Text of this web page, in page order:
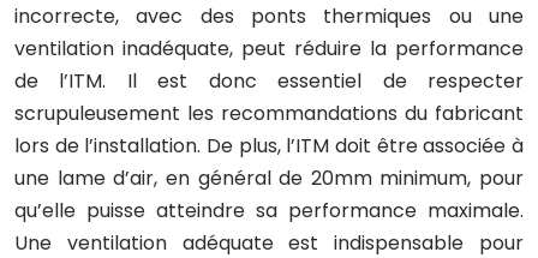
incorrecte, avec des ponts thermiques ou une
ventilation inadéquate, peut réduire la performance
de l’ITM. Il est donc essentiel de respecter
scrupuleusement les recommandations du fabricant
lors de l’installation. De plus, l’ITM doit être associée à
une lame d’air, en général de 20mm minimum, pour
qu’elle puisse atteindre sa performance maximale.
Une ventilation adéquate est indispensable pour